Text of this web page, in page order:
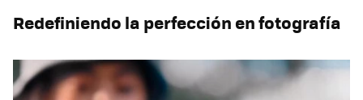
Redefiniendo la perfección en fotografía